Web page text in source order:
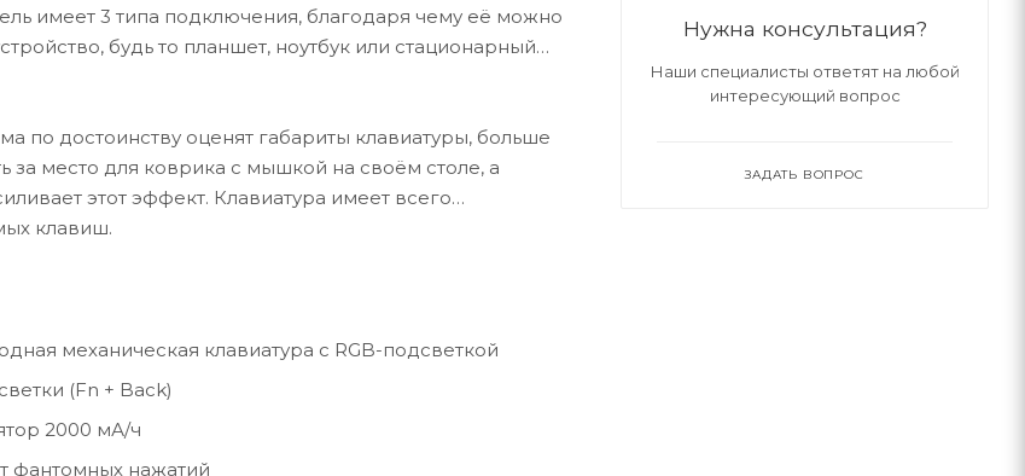
имеет 3 типа подключения, благодаря чему её можно
будь то планшет, ноутбук или стационарный
по достоинству оценят габариты клавиатуры, больше
за место для коврика с мышкой на своём столе, а
этот эффект. Клавиатура имеет всего
клавиш.
механическая клавиатура с RGB-подсветкой
(Fn + Back)
2000 мА/ч
фантомных нажатий
Нужна консультация?
Наши специалисты ответят на любой
интересующий вопрос
ЗАДАТЬ ВОПРОС